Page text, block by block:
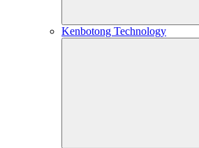
Kenbotong Technology